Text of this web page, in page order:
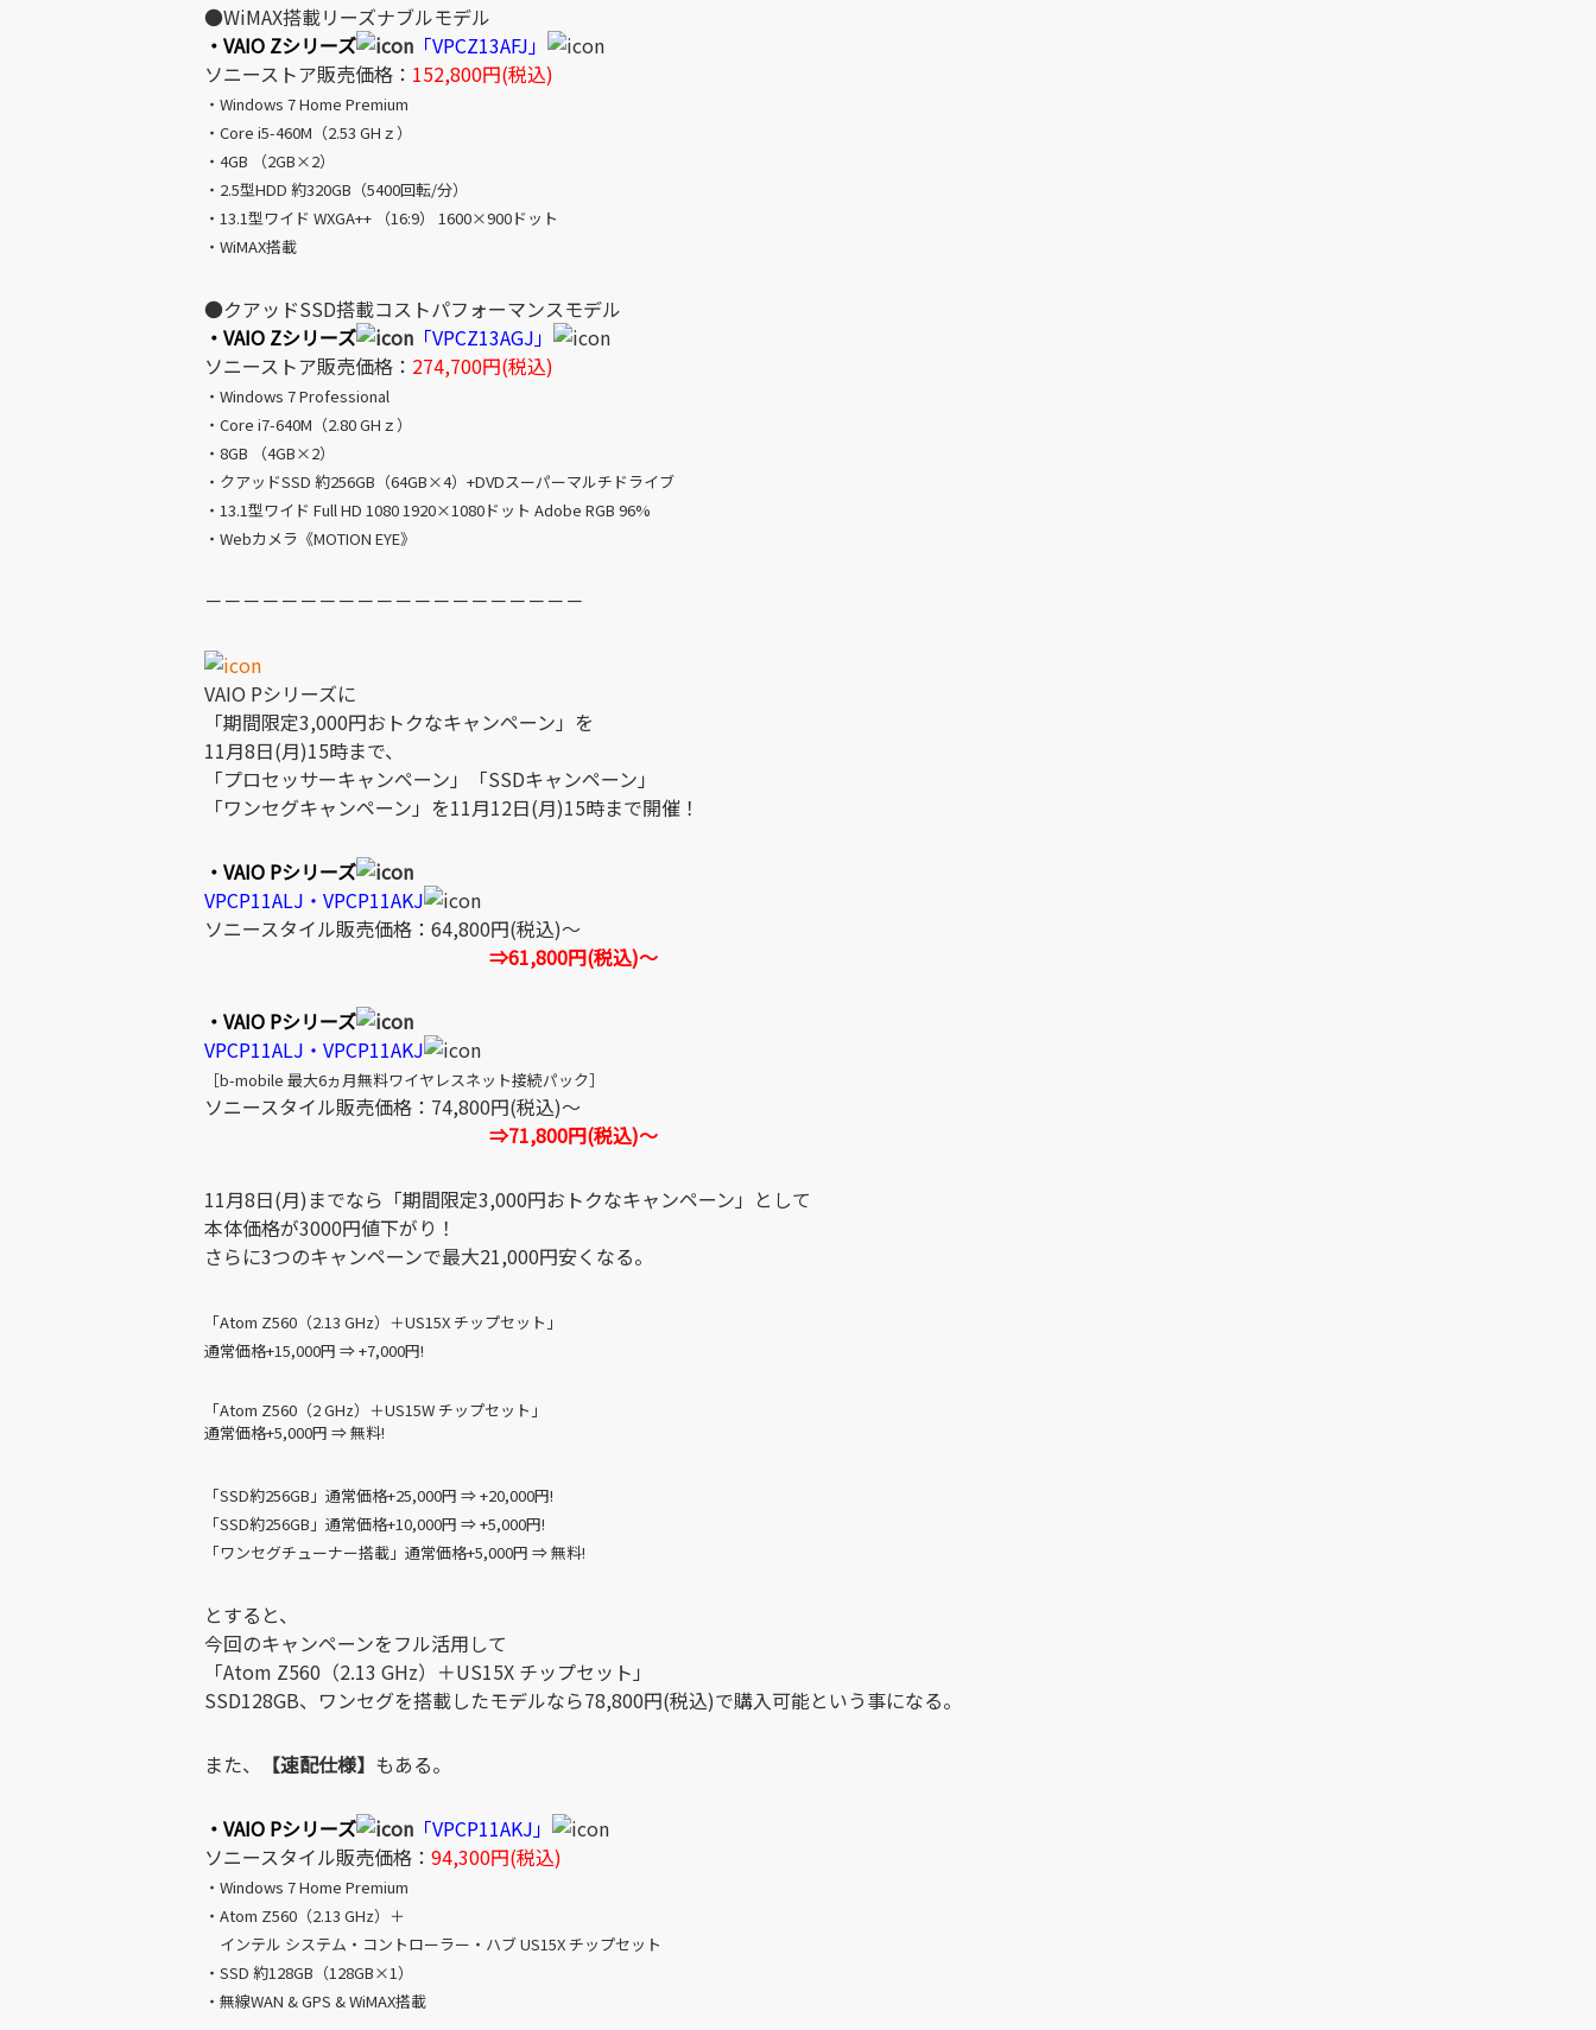
●WiMAX搭載リーズナブルモデル
・VAIO Zシリーズ
「VPCZ13AFJ」
ソニーストア販売価格： 152,800円(税込)
・Windows 7 Home Premium
・Core i5-460M（2.53 GHｚ）
・4GB （2GB×2）
・2.5型HDD 約320GB（5400回転/分）
・13.1型ワイド WXGA++ （16:9） 1600×900ドット
・WiMAX搭載
●クアッドSSD搭載コストパフォーマンスモデル
・VAIO Zシリーズ
「VPCZ13AGJ」
ソニーストア販売価格： 274,700円(税込)
・Windows 7 Professional
・Core i7-640M（2.80 GHｚ）
・8GB （4GB×2）
・クアッドSSD 約256GB（64GB×4）+DVDスーパーマルチドライブ
・13.1型ワイド Full HD 1080 1920×1080ドット Adobe RGB 96%
・Webカメラ《MOTION EYE》
－－－－－－－－－－－－－－－－－－－－
VAIO Pシリーズに
「期間限定3,000円おトクなキャンペーン」を
11月8日(月)15時まで、
「プロセッサーキャンペーン」「SSDキャンペーン」
「ワンセグキャンペーン」を11月12日(月)15時まで開催！
・VAIO Pシリーズ
VPCP11ALJ・VPCP11AKJ
ソニースタイル販売価格：64,800円(税込)～
⇒61,800円(税込)～
・VAIO Pシリーズ
VPCP11ALJ・VPCP11AKJ
［b-mobile 最大6ヵ月無料ワイヤレスネット接続パック］
ソニースタイル販売価格：74,800円(税込)～
⇒71,800円(税込)～
11月8日(月)までなら「期間限定3,000円おトクなキャンペーン」として
本体価格が3000円値下がり！
さらに3つのキャンペーンで最大21,000円安くなる。
「Atom Z560（2.13 GHz）＋US15X チップセット」
通常価格+15,000円 ⇒ +7,000円!
「Atom Z560（2 GHz）＋US15W チップセット」
通常価格+5,000円 ⇒ 無料!
「SSD約256GB」通常価格+25,000円 ⇒ +20,000円!
「SSD約256GB」通常価格+10,000円 ⇒ +5,000円!
「ワンセグチューナー搭載」通常価格+5,000円 ⇒ 無料!
とすると、
今回のキャンペーンをフル活用して
「Atom Z560（2.13 GHz）＋US15X チップセット」
SSD128GB、ワンセグを搭載したモデルなら78,800円(税込)で購入可能という事になる。
また、 【速配仕様】 もある。
・VAIO Pシリーズ
「VPCP11AKJ」
ソニースタイル販売価格： 94,300円(税込)
・Windows 7 Home Premium
・Atom Z560（2.13 GHz）＋
インテル システム・コントローラー・ハブ US15X チップセット
・SSD 約128GB（128GB×1）
・無線WAN & GPS & WiMAX搭載